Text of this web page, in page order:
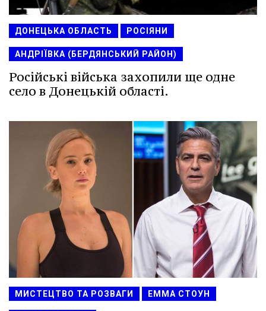
ДОНЕЦЬКА ОБЛАСТЬ РОСІЯНИ
АНДРІЇВКА (БЕРДЯНСЬКИЙ РАЙОН)
Російські війська захопили ще одне
село в Донецькій області.
МИСТЕЦТВО ТА РОЗВАГИ ЕММА СТОУН